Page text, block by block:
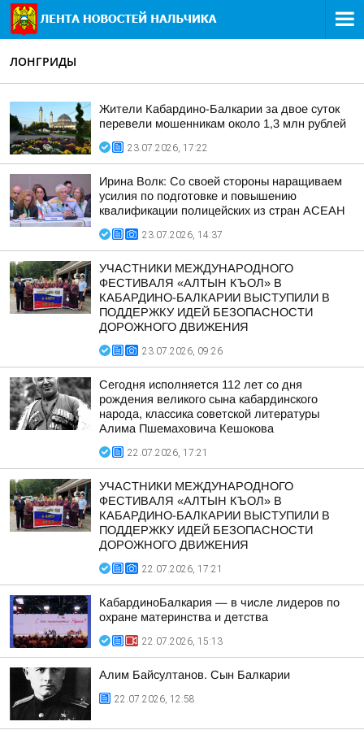
ЛОНГРИДЫ
Жители Кабардино-Балкарии за двое суток
перевели мошенникам около 1,3 млн рублей
23.07.2026, 17:22
Ирина Волк: Со своей стороны наращиваем
усилия по подготовке и повышению
квалификации полицейских из стран АСЕАН
23.07.2026, 14:37
УЧАСТНИКИ МЕЖДУНАРОДНОГО
ФЕСТИВАЛЯ «АЛТЫН КЪОЛ» В
КАБАРДИНО-БАЛКАРИИ ВЫСТУПИЛИ В
ПОДДЕРЖКУ ИДЕЙ БЕЗОПАСНОСТИ
ДОРОЖНОГО ДВИЖЕНИЯ
23.07.2026, 09:26
Сегодня исполняется 112 лет со дня
рождения великого сына кабардинского
народа, классика советской литературы
Алима Пшемаховича Кешокова
22.07.2026, 17:21
УЧАСТНИКИ МЕЖДУНАРОДНОГО
ФЕСТИВАЛЯ «АЛТЫН КЪОЛ» В
КАБАРДИНО-БАЛКАРИИ ВЫСТУПИЛИ В
ПОДДЕРЖКУ ИДЕЙ БЕЗОПАСНОСТИ
ДОРОЖНОГО ДВИЖЕНИЯ
22.07.2026, 17:21
КабардиноБалкария — в числе лидеров по
охране материнства и детства
22.07.2026, 15:13
Алим Байсултанов. Сын Балкарии
22.07.2026, 12:58